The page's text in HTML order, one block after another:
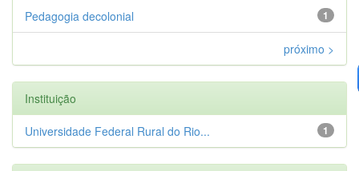
1
Pedagogia decolonial
próximo >
Instituição
1
Universidade Federal Rural do Rio...